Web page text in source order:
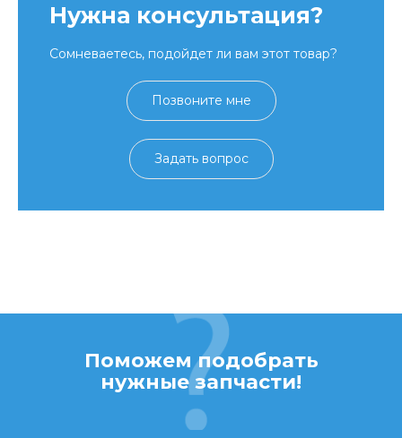
Нужна консультация?
Сомневаетесь, подойдет ли вам этот товар?
Позвоните мне
Задать вопрос
Поможем подобрать
нужные запчасти!